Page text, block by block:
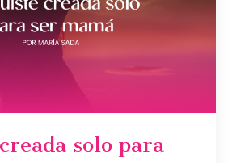
solo para